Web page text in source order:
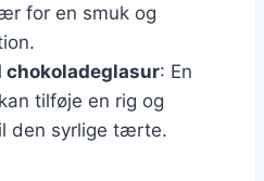
for en smuk og
: En
tilføje en rig og
den syrlige tærte.